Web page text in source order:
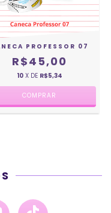
PROFESSOR 07
R$45,00
10 X DE R$5,34